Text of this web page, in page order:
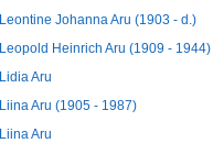
Leontine Johanna Aru (1903 - d.)
Leopold Heinrich Aru (1909 - 1944)
Lidia Aru
Liina Aru (1905 - 1987)
Liina Aru